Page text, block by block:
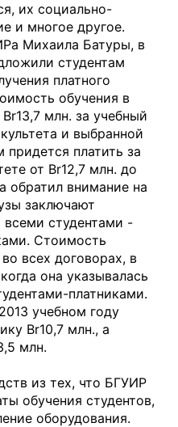
их социально-
и многое другое.
Михаила Батуры, в
студентам
платного
обучения в
млн. за учебный
и выбранной
придется платить за
от Br12,7 млн. до
обратил внимание на
заключают
студентами -
Стоимость
всех договорах, в
она указывалась
платниками.
учебном году
Br10,7 млн., а
млн.
из тех, что БГУИР
обучения студентов,
оборудования.